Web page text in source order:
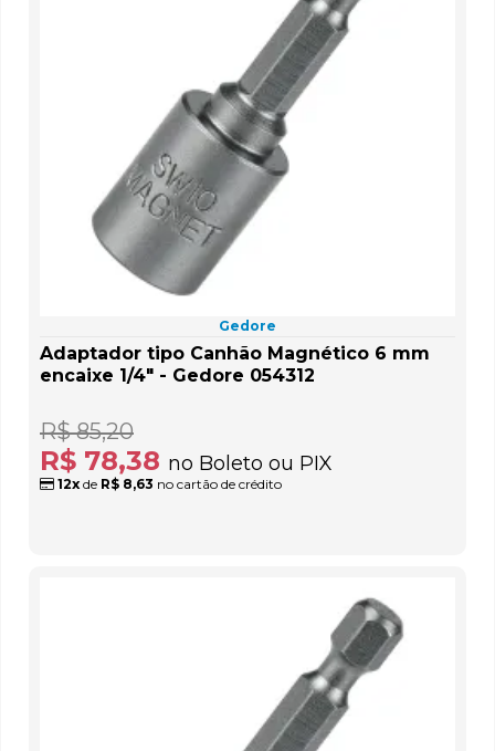
Gedore
Adaptador tipo Canhão Magnético 6 mm
encaixe 1/4" - Gedore 054312
R$ 78,38 no Boleto ou PIX
R$ 85,20
12x de R$ 8,63 no cartão de crédito